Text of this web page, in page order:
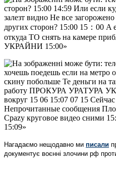
Нагадаємо нещодавно ми писали
документує воєнні злочини рф